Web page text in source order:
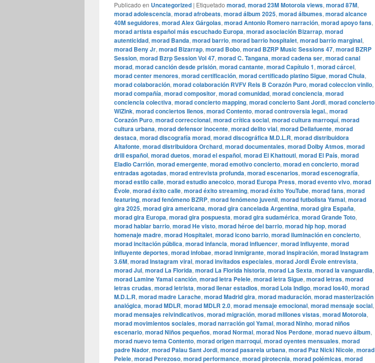
Publicado en Uncategorized | Etiquetado morad, morad 23M Motorola views, morad 87M,
morad adolescencia, morad afrobeats, morad álbum 2025, morad álbumes, morad alcance
40M seguidores, morad Alex Gárgolas, morad Antonio Romero narración, morad apoyo fans,
morad artista español más escuchado Europa, morad asociación Bizarrap, morad
autenticidad, morad Banda, morad barrio, morad barrio hospitalet, morad barrio marginal,
morad Beny Jr, morad Bizarrap, morad Bobo, morad BZRP Music Sessions 47, morad BZRP
Session, morad Bzrp Session Vol 47, morad C. Tangana, morad cadena ser, morad canal
morad, morad canción desde prisión, morad cantante, morad Capítulo 1, morad cárcel,
morad center menores, morad certificación, morad certificado platino Sigue, morad Chula,
morad colaboración, morad colaboración RVFV Rels B Corazón Puro, morad coleccion vinilo,
morad compañía, morad compositor, morad comunidad, morad conciencia, morad
conciencia colectiva, morad concierto mapping, morad concierto Sant Jordi, morad concierto
WiZink, morad conciertos llenos, morad Contento, morad controversia legal., morad
Corazón Puro, morad correccional, morad crítica social, morad cultura marroquí, morad
cultura urbana, morad defensor inocente, morad delito vial, morad Dellafuente, morad
destaca, morad discografía morad, morad discográfica M.D.L.R, morad distribuidora
Altafonte, morad distribuidora Orchard, morad documentales, morad Dolby Atmos, morad
drill español, morad duetos, morad el español, morad El Khattouti, morad El País, morad
Eladio Carrión, morad emergente, morad emotivo concierto, morad en concierto, morad
entradas agotadas, morad entrevista profunda, morad escenarios, morad escenografía,
morad estilo calle, morad estudio anecoico, morad Europa Press, morad evento vivo, morad
Évole, morad éxito calle, morad éxito streaming, morad éxito YouTube, morad fans, morad
featuring, morad fenómeno BZRP, morad fenómeno juvenil, morad futbolista Yamal, morad
gira 2025, morad gira americana, morad gira cancelada Argentina, morad gira España,
morad gira Europa, morad gira pospuesta, morad gira sudamérica, morad Grande Toto,
morad hablar barrio, morad He visto, morad héroe del barrio, morad hip hop, morad
homenaje madre, morad Hospitalet, morad icono barrio, morad iluminación en concierto,
morad incitación pública, morad infancia, morad influencer, morad influyente, morad
influyente deportes, morad infobae, morad inmigrante, morad inspiración, morad Instagram
3.6M, morad Instagram viral, morad invitados especiales, morad Jordi Évole entrevista,
morad Jul, morad La Florida, morad La Florida historia, morad La Sexta, morad la vanguardia,
morad Lamine Yamal canción, morad letra Pelele, morad letra Sigue, morad letras, morad
letras crudas, morad letrista, morad llenar estadios, morad Lola Indigo, morad los40, morad
M.D.L.R, morad madre Larache, morad Madrid gira, morad maduración, morad masterización
analógica, morad MDLR, morad MDLR 2.0, morad mensaje emocional, morad mensaje social,
morad mensajes reivindicativos, morad migración, morad millones vistas, morad Motorola,
morad movimientos sociales, morad narración gol Yamal, morad Ninho, morad niños
escenario, morad Niños pequeños, morad Normal, morad Nos Perdone, morad nuevo álbum,
morad nuevo tema Contento, morad origen marroquí, morad oyentes mensuales, morad
padre Nador, morad Palau Sant Jordi, morad pasarela urbana, morad Paz Nicki Nicole, morad
Pelele, morad Perezoso, morad performance, morad pirotecnia, morad polémicas, morad